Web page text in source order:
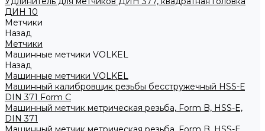
ДИН 10
Метчики
Назад
Метчики
Машинные метчики VOLKEL
Назад
Машинные метчики VOLKEL
Машинный калибровщик резьбы бесстружечный HSS-Е
DIN 371 Form C
Машинный метчик метрическая резьба, Form B, HSS-E,
DIN 371